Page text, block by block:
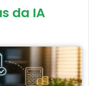
da IA